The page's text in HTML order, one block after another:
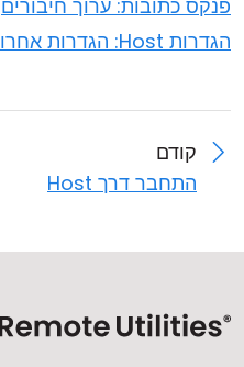
פנקס כתובות: ערוך חיבורים
הגדרות Host: הגדרות אחרות
קודם
התחבר דרך Host